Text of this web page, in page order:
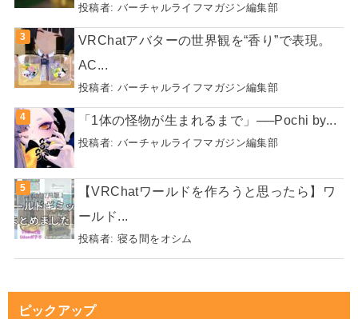
投稿者: バーチャルライフマガジン編集部
VRChatアバターの世界観を“香り”で表現。
AC...
投稿者: バーチャルライフマガジン編集部
「1体の怪物が生まれるまで」──Pochi by...
投稿者: バーチャルライフマガジン編集部
【VRChatワールドを作ろうと思ったら】ワ
ールド...
投稿者: 寝る間をオシム
ピックアップ